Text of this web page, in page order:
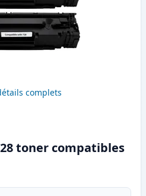
complets
toner compatibles